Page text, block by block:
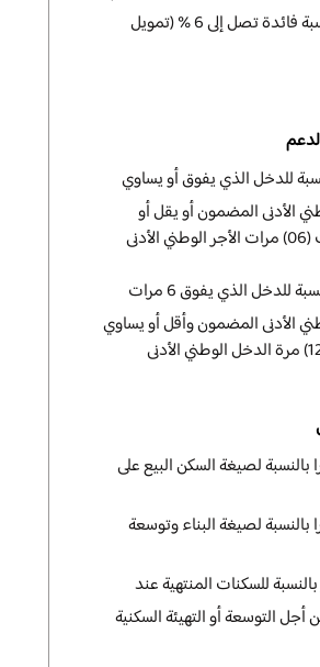
40 سنة: نسبة فائدة تصل إلى 6 % (تمويل
الأدنى المضمون أويقل أو
يساوي ست (06) مرات الأجر الوطني الأدنى
يفوق 6 مرات
الأدنىالمضمون وأقل أو يساوي
اثني عشر (12) مرة الدخل الوطني الأدنى
بالنسبة لصيغة السكن البيع على
بالنسبة لصيغة البناء وتوسعة
بالنسبة للسكنات المنتهية عند
التوسعة أو التهيئة السكنية